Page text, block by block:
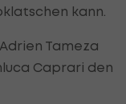
kann.
Tameza
Caprari den